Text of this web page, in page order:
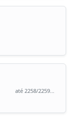
até 2258/2259...